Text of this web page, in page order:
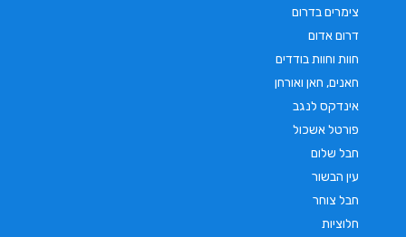
צימרים בדרום
דרום אדום
חוות וחוות בודדים
חאנים, חאן ואורחן
אינדקס לנגב
פורטל אשכול
חבל שלום
עין הבשור
חבל צוחר
חלוציות